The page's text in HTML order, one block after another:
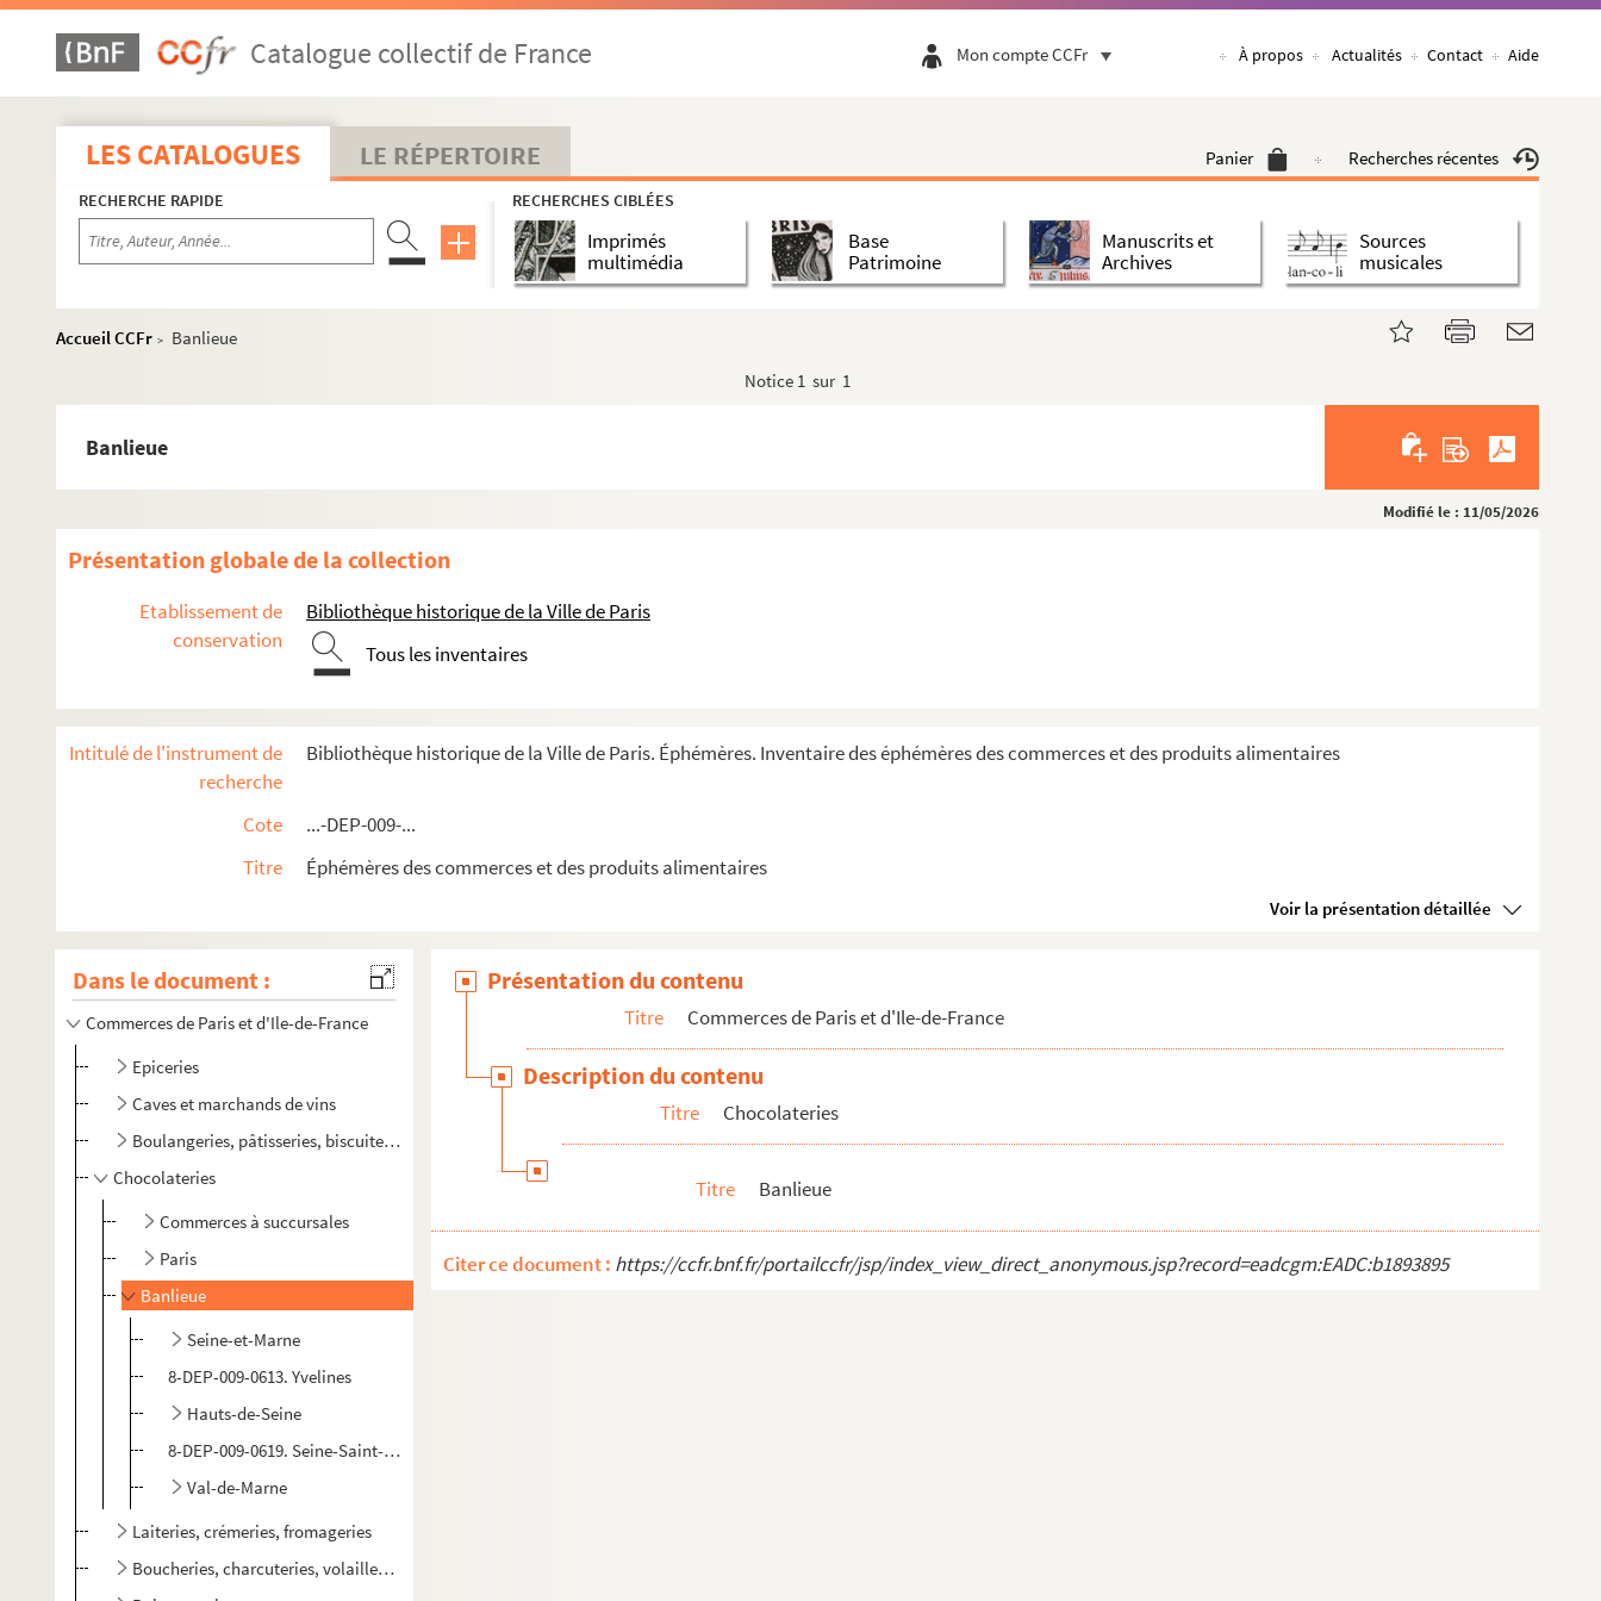
Catalogue collectif de France Mon compte CCFr À propos Actualités Contact Aide
LES CATALOGUES LE RÉPERTOIRE Panier Recherches récentes
RECHERCHE RAPIDE RECHERCHES CIBLÉES
Imprimés
multimédia
Base
Patrimoine
Manuscrits et
Archives
Sources
musicales
Accueil CCFr >
Banlieue
Notice 1 sur 1
Banlieue
Modifié le : 11/05/2026
Présentation globale de la collection
Etablissement de
conservation
Bibliothèque historique de la Ville de Paris
Tous les inventaires
Intitulé de l'instrument de
recherche
Bibliothèque historique de la Ville de Paris. Éphémères. Inventaire des éphémères des commerces et des produits alimentaires
Cote
...-DEP-009-...
Titre
Éphémères des commerces et des produits alimentaires
Voir la présentation détaillée
Dans le document :
Commerces de Paris et d'Ile-de-France
Epiceries
Caves et marchands de vins
Boulangeries, pâtisseries, biscuiteries, confiseries, glaciers
Chocolateries
Commerces à succursales
Paris
Banlieue
Seine-et-Marne
8-DEP-009-0613. Yvelines
Hauts-de-Seine
8-DEP-009-0619. Seine-Saint-Denis
Val-de-Marne
Laiteries, crémeries, fromageries
Boucheries, charcuteries, volailles, gibier
Présentation du contenu
Titre Commerces de Paris et d'Ile-de-France
Description du contenu
Titre Chocolateries
Titre Banlieue
Citer ce document : https://ccfr.bnf.fr/portailccfr/jsp/index_view_direct_anonymous.jsp?record=eadcgm:EADC:b1893895